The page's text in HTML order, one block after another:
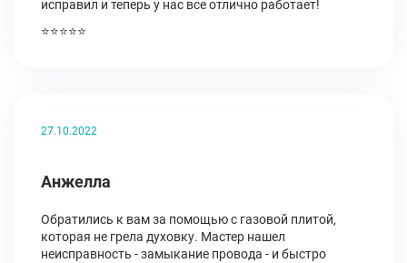
исправил и теперь у нас все отлично работает!
⭐⭐⭐⭐⭐
27.10.2022
Анжелла
Обратились к вам за помощью с газовой плитой,
которая не грела духовку. Мастер нашел
неисправность - замыкание провода - и быстро